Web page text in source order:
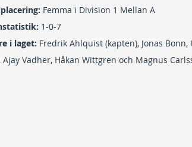
Femma i Division 1 Mellan A
1-0-7
i laget: Fredrik Ahlquist (kapten), Jonas
Ajay Vadher, Håkan Wittgren och Magnus